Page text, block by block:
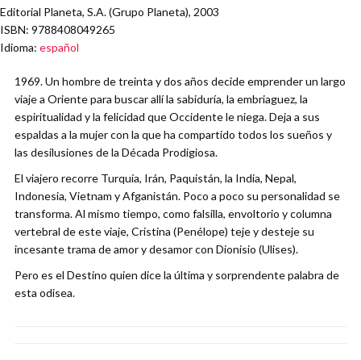
Editorial Planeta, S.A. (Grupo Planeta), 2003
ISBN: 9788408049265
Idioma: español
1969. Un hombre de treinta y dos años decide emprender un largo
viaje a Oriente para buscar allí la sabiduría, la embriaguez, la
espiritualidad y la felicidad que Occidente le niega. Deja a sus
espaldas a la mujer con la que ha compartido todos los sueños y
las desilusiones de la Década Prodigiosa.
El viajero recorre Turquía, Irán, Paquistán, la India, Nepal,
Indonesia, Vietnam y Afganistán. Poco a poco su personalidad se
transforma. Al mismo tiempo, como falsilla, envoltorio y columna
vertebral de este viaje, Cristina (Penélope) teje y desteje su
incesante trama de amor y desamor con Dionisio (Ulises).
Pero es el Destino quien dice la última y sorprendente palabra de
esta odisea.